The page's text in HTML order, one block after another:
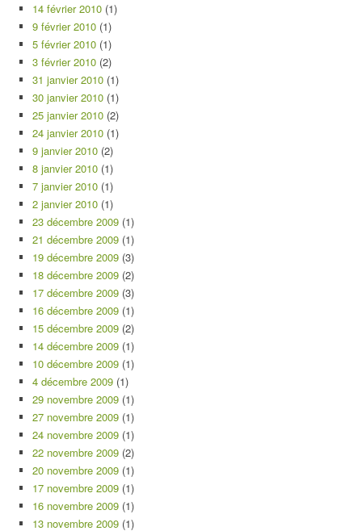
14 février 2010 (1)
9 février 2010 (1)
5 février 2010 (1)
3 février 2010 (2)
31 janvier 2010 (1)
30 janvier 2010 (1)
25 janvier 2010 (2)
24 janvier 2010 (1)
9 janvier 2010 (2)
8 janvier 2010 (1)
7 janvier 2010 (1)
2 janvier 2010 (1)
23 décembre 2009 (1)
21 décembre 2009 (1)
19 décembre 2009 (3)
18 décembre 2009 (2)
17 décembre 2009 (3)
16 décembre 2009 (1)
15 décembre 2009 (2)
14 décembre 2009 (1)
10 décembre 2009 (1)
4 décembre 2009 (1)
29 novembre 2009 (1)
27 novembre 2009 (1)
24 novembre 2009 (1)
22 novembre 2009 (2)
20 novembre 2009 (1)
17 novembre 2009 (1)
16 novembre 2009 (1)
13 novembre 2009 (1)